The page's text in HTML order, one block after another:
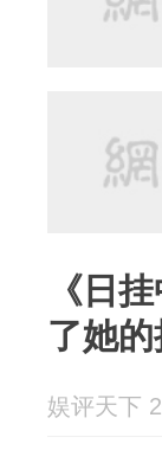
《日
了她的
娱评天下